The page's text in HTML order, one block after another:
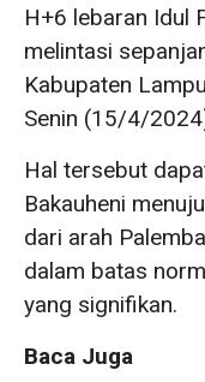
H+6 lebaran Idul
melintasi
Kabupaten
Senin (15/4/
Hal tersebut
Bakauheni
dari arah
dalam batas
yang signifikan.
Baca Juga